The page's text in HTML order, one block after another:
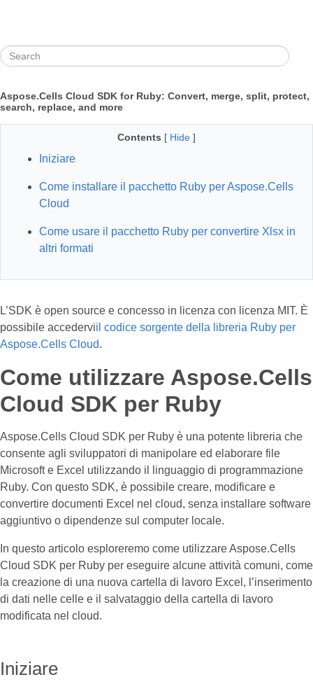
Aspose.Cells Cloud SDK for Ruby: Convert, merge, split, protect,
search, replace, and more
Contents [ Hide ]
Iniziare
Come installare il pacchetto Ruby per Aspose.Cells
Cloud
Come usare il pacchetto Ruby per convertire Xlsx in
altri formati
L’SDK è open source e concesso in licenza con licenza MIT. È
possibile accederviil codice sorgente della libreria Ruby per
Aspose.Cells Cloud.
Come utilizzare Aspose.Cells
Cloud SDK per Ruby
Aspose.Cells Cloud SDK per Ruby è una potente libreria che
consente agli sviluppatori di manipolare ed elaborare file
Microsoft e Excel utilizzando il linguaggio di programmazione
Ruby. Con questo SDK, è possibile creare, modificare e
convertire documenti Excel nel cloud, senza installare software
aggiuntivo o dipendenze sul computer locale.
In questo articolo esploreremo come utilizzare Aspose.Cells
Cloud SDK per Ruby per eseguire alcune attività comuni, come
la creazione di una nuova cartella di lavoro Excel, l’inserimento
di dati nelle celle e il salvataggio della cartella di lavoro
modificata nel cloud.
Iniziare